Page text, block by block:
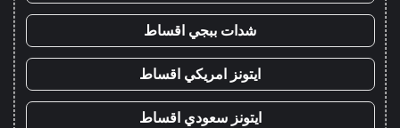
شدات ببجي اقساط
ايتونز امريكي اقساط
ايتونز سعودي اقساط